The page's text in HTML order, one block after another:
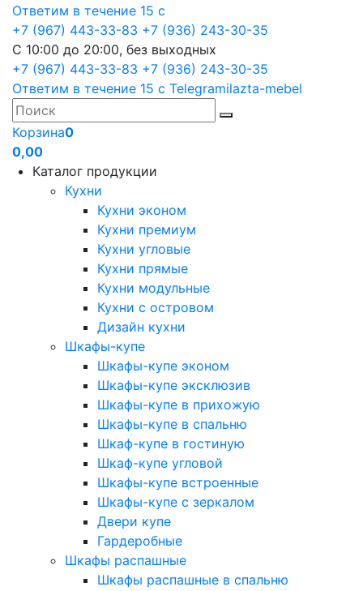
Ответим в течение 15 с
+7 (967) 443-33-83 +7 (936) 243-30-35
С 10:00 до 20:00, без выходных
+7 (967) 443-33-83 +7 (936) 243-30-35
Ответим в течение 15 с Telegramilazta-mebel
Корзина0
0,00
Каталог продукции
Кухни
Кухни эконом
Кухни премиум
Кухни угловые
Кухни прямые
Кухни модульные
Кухни с островом
Дизайн кухни
Шкафы-купе
Шкафы-купе эконом
Шкафы-купе эксклюзив
Шкафы-купе в прихожую
Шкафы-купе в спальню
Шкаф-купе в гостиную
Шкаф-купе угловой
Шкафы-купе встроенные
Шкафы-купе с зеркалом
Двери купе
Гардеробные
Шкафы распашные
Шкафы распашные в спальню